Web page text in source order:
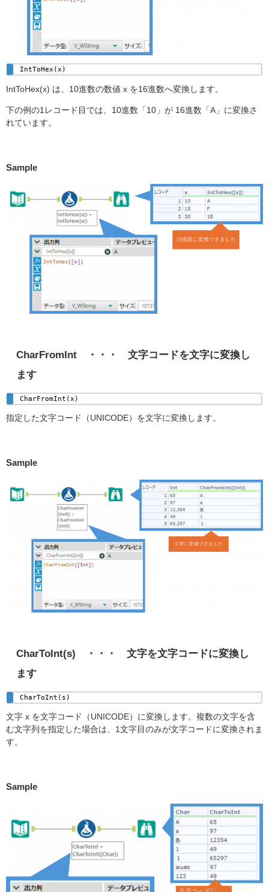
IntToHex(x)
IntToHex(x) は、10進数の数値 x を16進数へ変換します。
下の例の1レコード目では、10進数「10」が 16進数「A」に変換さ
れています。
Sample
CharFromInt ・・・ 文字コードを文字に変換し
ます
CharFromInt(x)
指定した文字コード（UNICODE）を文字に変換します。
Sample
CharToInt(s) ・・・ 文字を文字コードに変換し
ます
CharToInt(s)
文字 x を文字コード（UNICODE）に変換します。複数の文字を含
む文字列を指定した場合は、1文字目のみが文字コードに変換されま
す。
Sample